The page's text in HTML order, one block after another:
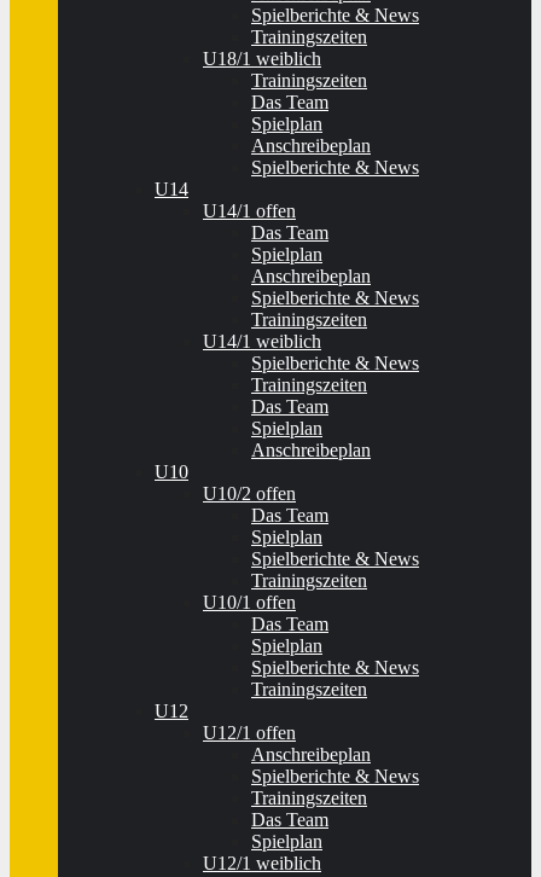
Spielberichte & News
Trainingszeiten
U18/1 weiblich
Trainingszeiten
Das Team
Spielplan
Anschreibeplan
Spielberichte & News
U14
U14/1 offen
Das Team
Spielplan
Anschreibeplan
Spielberichte & News
Trainingszeiten
U14/1 weiblich
Spielberichte & News
Trainingszeiten
Das Team
Spielplan
Anschreibeplan
U10
U10/2 offen
Das Team
Spielplan
Spielberichte & News
Trainingszeiten
U10/1 offen
Das Team
Spielplan
Spielberichte & News
Trainingszeiten
U12
U12/1 offen
Anschreibeplan
Spielberichte & News
Trainingszeiten
Das Team
Spielplan
U12/1 weiblich